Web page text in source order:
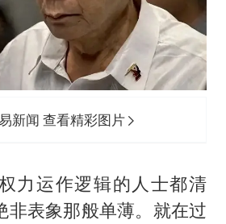
新闻 查看精彩图片
力运作逻辑的人士都清
非表象那般单薄。就在过